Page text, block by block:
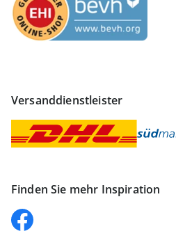
Versanddienstleister
Finden Sie mehr Inspiration